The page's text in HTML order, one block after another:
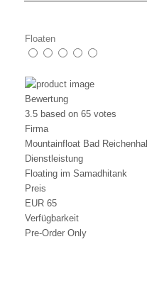
Floaten
Bewertung
3.5based on 65votes
Firma
Mountainfloat Bad Reichenhall
Dienstleistung
Floating im Samadhitank
Preis
EUR65
Verfügbarkeit
Pre-Order Only